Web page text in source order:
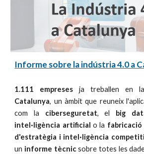
Informe sobre la indústria 4.0 a
1.111 empreses ja treballen en
Catalunya, un àmbit que reuneix
com la ciberseguretat, el big
intel·ligència artificialo la fabricació
d'estratègia i intel·ligència
un informe tècnicsobre totes les